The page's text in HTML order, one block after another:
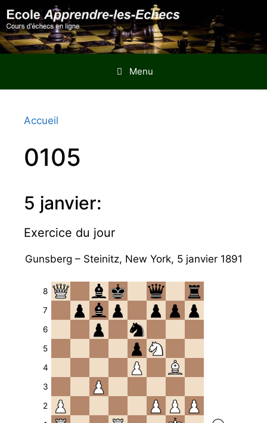
Aller
au
contenu
Menu
Accueil
0105
5 janvier:
Exercice du jour
Gunsberg – Steinitz, New York, 5 janvier 1891
8
7
6
5
4
3
2